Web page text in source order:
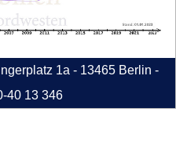
1a - 13465 Berlin -
40 13 346